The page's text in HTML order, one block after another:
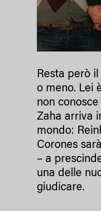
Resta però
o meno. Lei
non
Zaha arriva
mondo:
Corones
– a
una delle
giudicare.